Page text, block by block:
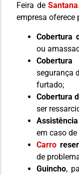
Feira de Santana
empresa oferece
Cobertura
ou
segurança
furtado;
Cobertura
ser
em caso
Carro
de
Guincho,